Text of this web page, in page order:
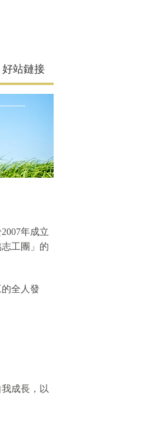
好站鏈接
年成立
工團」的
全人發
成長，以